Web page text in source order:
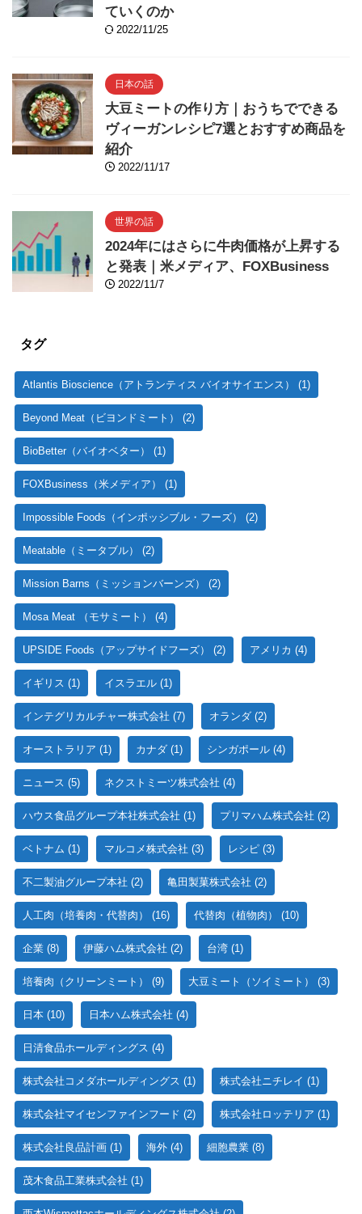
ていくのか
2022/11/25
日本の話
大豆ミートの作り方｜おうちでできる
ヴィーガンレシピ7選とおすすめ商品を
紹介
2022/11/17
世界の話
2024年にはさらに牛肉価格が上昇する
と発表｜米メディア、FOXBusiness
2022/11/7
タグ
Atlantis Bioscience（アトランティス バイオサイエンス） (1)
Beyond Meat（ビヨンドミート） (2)
BioBetter（バイオベター） (1)
FOXBusiness（米メディア） (1)
Impossible Foods（インポッシブル・フーズ） (2)
Meatable（ミータブル） (2)
Mission Barns（ミッションバーンズ） (2)
Mosa Meat （モサミート） (4)
UPSIDE Foods（アップサイドフーズ） (2) アメリカ (4)
イギリス (1) イスラエル (1)
インテグリカルチャー株式会社 (7) オランダ (2)
オーストラリア (1) カナダ (1) シンガポール (4)
ニュース (5) ネクストミーツ株式会社 (4)
ハウス食品グループ本社株式会社 (1) プリマハム株式会社 (2)
ベトナム (1) マルコメ株式会社 (3) レシピ (3)
不二製油グループ本社 (2) 亀田製菓株式会社 (2)
人工肉（培養肉・代替肉） (16) 代替肉（植物肉） (10)
企業 (8) 伊藤ハム株式会社 (2) 台湾 (1)
培養肉（クリーンミート） (9) 大豆ミート（ソイミート） (3)
日本 (10) 日本ハム株式会社 (4)
日清食品ホールディングス (4)
株式会社コメダホールディングス (1) 株式会社ニチレイ (1)
株式会社マイセンファインフード (2) 株式会社ロッテリア (1)
株式会社良品計画 (1) 海外 (4) 細胞農業 (8)
茂木食品工業株式会社 (1)